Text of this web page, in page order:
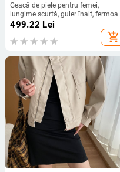
Geacă de piele pentru femei,
lungime scurtă, guler înalt, fermoar,
mâneci lungi, piele artificială,
499.22 Lei
add_shopping_cart